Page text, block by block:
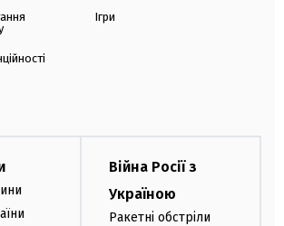
Ігри
Війна Росії з
Україною
Ракетні обстріли